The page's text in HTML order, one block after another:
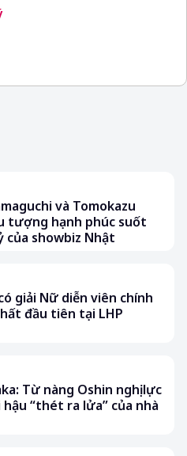
và Tomokazu
tượng hạnh phúc suốt
của showbiz Nhật
giải Nữ diễn viên chính
đầu tiên tại LHP
Từ nàng Oshin nghị lực
hậu “thét ra lửa” của nhà